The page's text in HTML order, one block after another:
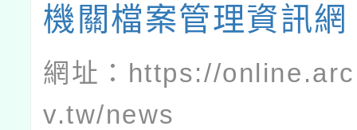
機關檔案管理資訊網
網址： https://
v.tw/news